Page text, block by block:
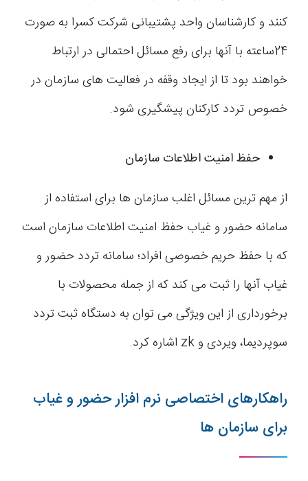
کنند و کارشناسان واحد پشتیبانی شرکت کسرا به صورت
24ساعته با آنها برای رفع مسائل احتمالی در ارتباط
خواهند بود تا از ایجاد وقفه در فعالیت های سازمان در
خصوص تردد کارکنان پیشگیری شود.
حفظ امنیت اطلاعات سازمان
از مهم ترین مسائل اغلب سازمان ها برای استفاده از
سامانه حضور و غیاب حفظ امنیت اطلاعات سازمان است
که با حفظ حریم خصوصی افراد؛ سامانه تردد حضور و
غیاب آنها را ثبت می کند که از جمله محصولات با
برخورداری از این ویژگی می توان به دستگاه ثبت تردد
سوپردیما، ویردی و zk اشاره کرد.
راهکارهای اختصاصی نرم افزار حضور و غیاب
برای سازمان ها